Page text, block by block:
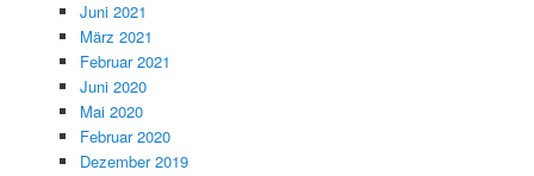
Juni 2021
März 2021
Februar 2021
Juni 2020
Mai 2020
Februar 2020
Dezember 2019